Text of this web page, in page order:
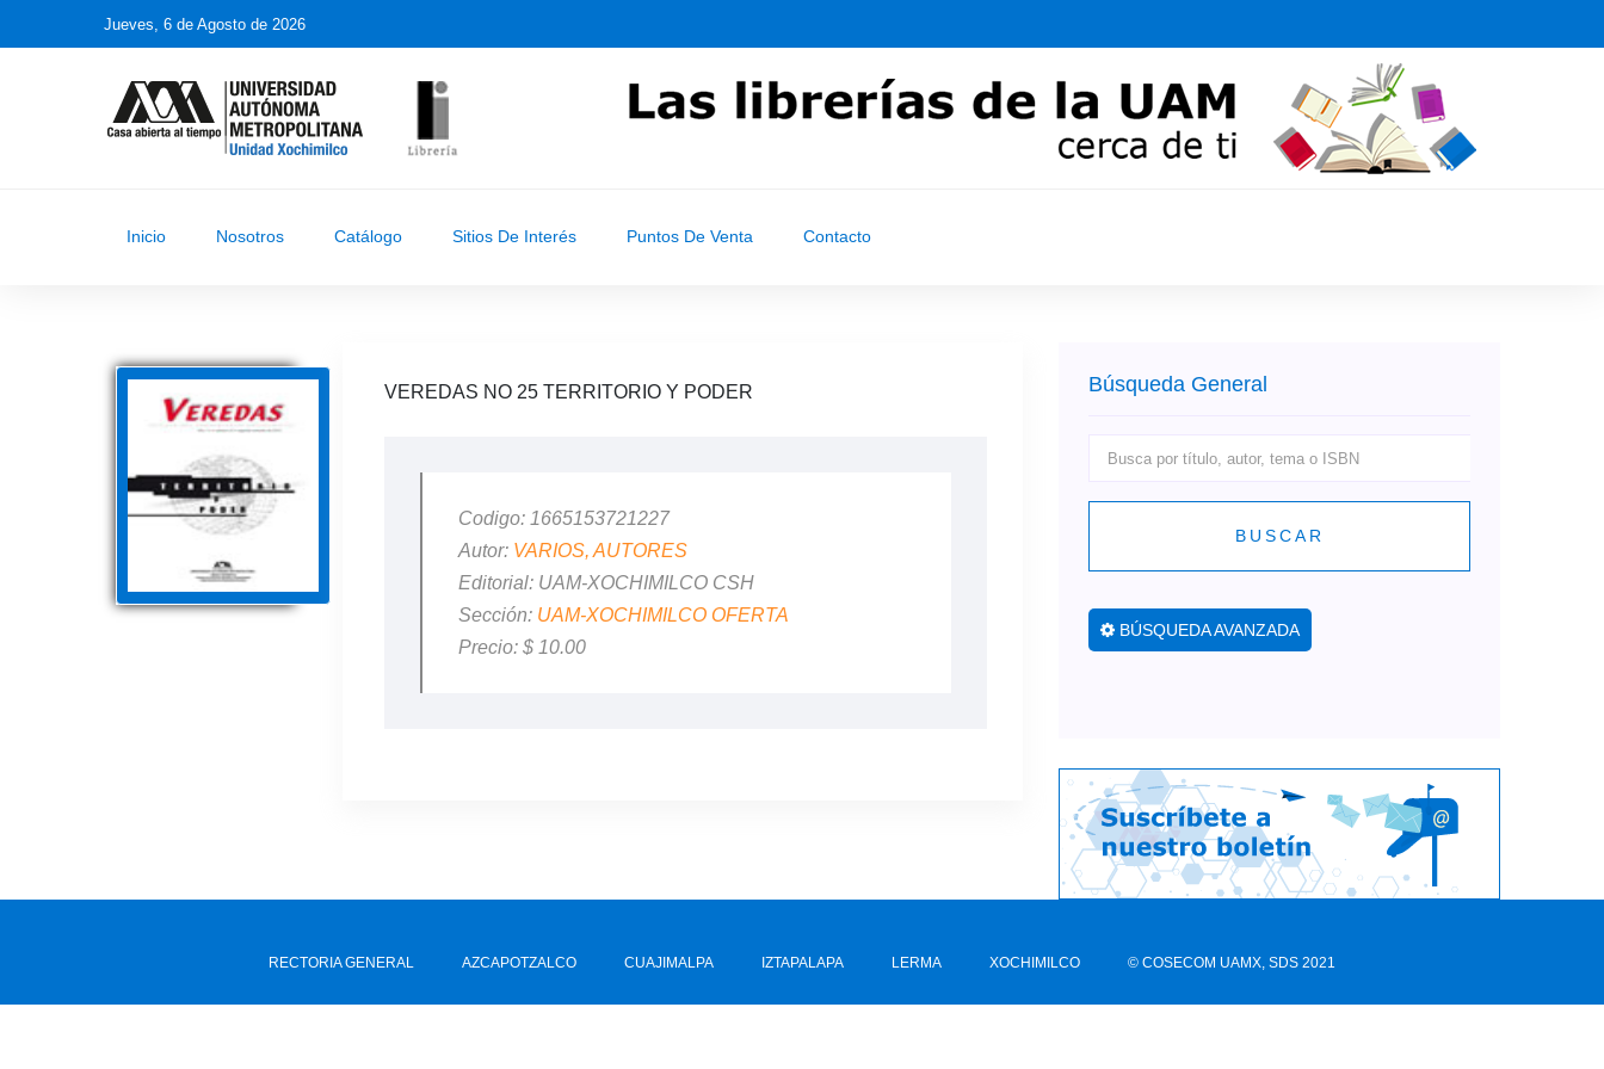
Jueves, 6 de Agosto de 2026
Inicio Nosotros Catálogo Sitios De Interés Puntos De Venta Contacto
VEREDAS NO 25 TERRITORIO Y PODER
Codigo: 1665153721227
Autor: VARIOS, AUTORES
Editorial: UAM-XOCHIMILCO CSH
Sección: UAM-XOCHIMILCO OFERTA
Precio: $ 10.00
Búsqueda General
BUSCAR
BÚSQUEDA AVANZADA
RECTORIA GENERAL AZCAPOTZALCO CUAJIMALPA IZTAPALAPA LERMA XOCHIMILCO © COSECOM UAMX, SDS 2021